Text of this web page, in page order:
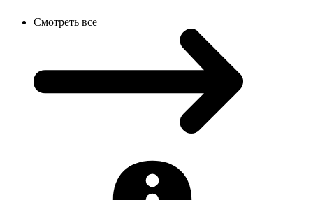
Смотреть все